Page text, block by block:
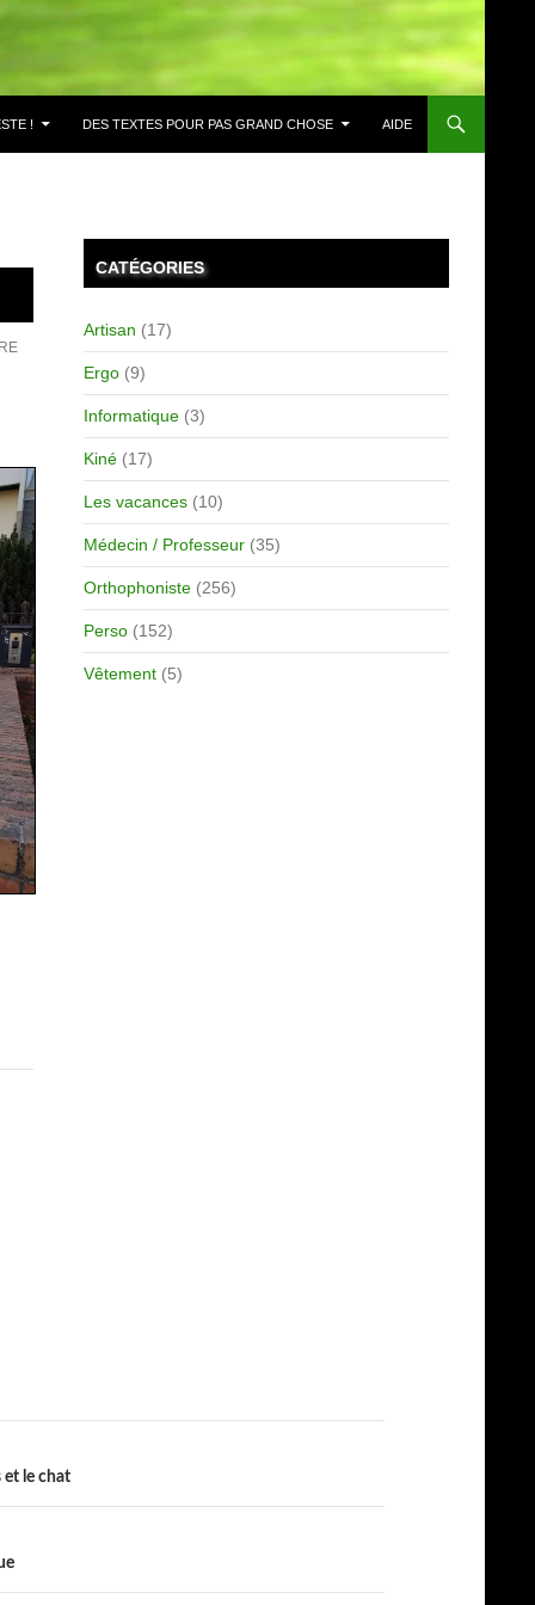
! DES TEXTES POUR PAS GRAND CHOSE AIDE
le chat
CATÉGORIES
Artisan (17)
Ergo (9)
Informatique (3)
Kiné (17)
Les vacances (10)
Médecin / Professeur (35)
Orthophoniste (256)
Perso (152)
Vêtement (5)